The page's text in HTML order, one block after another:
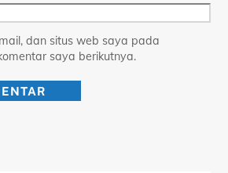
dan situs web saya pada
saya berikutnya.